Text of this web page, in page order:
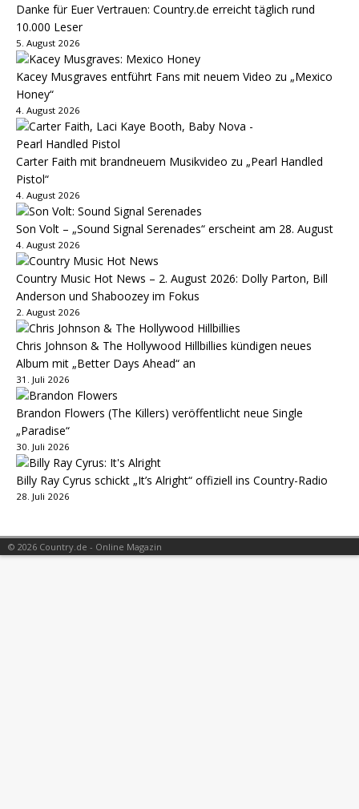
Danke für Euer Vertrauen: Country.de erreicht täglich rund
10.000 Leser
5. August 2026
Kacey Musgraves entführt Fans mit neuem Video zu „Mexico
Honey“
4. August 2026
Carter Faith mit brandneuem Musikvideo zu „Pearl Handled
Pistol“
4. August 2026
Son Volt – „Sound Signal Serenades“ erscheint am 28. August
4. August 2026
Country Music Hot News – 2. August 2026: Dolly Parton, Bill
Anderson und Shaboozey im Fokus
2. August 2026
Chris Johnson & The Hollywood Hillbillies kündigen neues
Album mit „Better Days Ahead“ an
31. Juli 2026
Brandon Flowers (The Killers) veröffentlicht neue Single
„Paradise“
30. Juli 2026
Billy Ray Cyrus schickt „It’s Alright“ offiziell ins Country-Radio
28. Juli 2026
© 2026 Country.de - Online Magazin